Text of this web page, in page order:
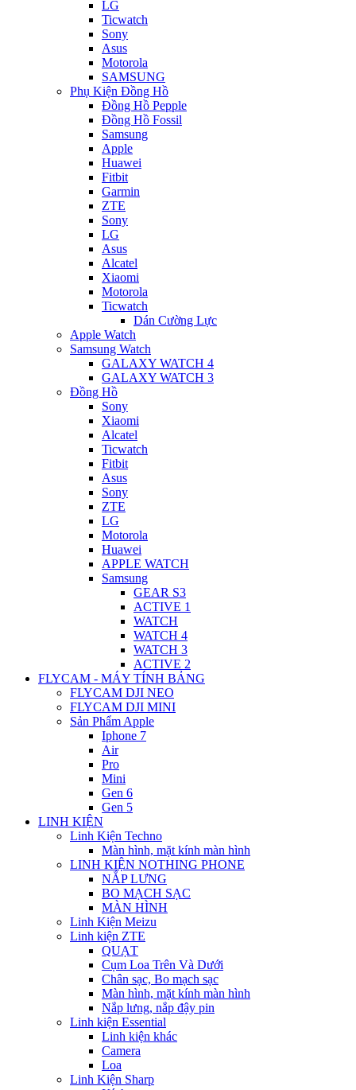
LG
Ticwatch
Sony
Asus
Motorola
SAMSUNG
Phụ Kiện Đồng Hồ
Đồng Hồ Pepple
Đồng Hồ Fossil
Samsung
Apple
Huawei
Fitbit
Garmin
ZTE
Sony
LG
Asus
Alcatel
Xiaomi
Motorola
Ticwatch
Dán Cường Lực
Apple Watch
Samsung Watch
GALAXY WATCH 4
GALAXY WATCH 3
Đồng Hồ
Sony
Xiaomi
Alcatel
Ticwatch
Fitbit
Asus
Sony
ZTE
LG
Motorola
Huawei
APPLE WATCH
Samsung
GEAR S3
ACTIVE 1
WATCH
WATCH 4
WATCH 3
ACTIVE 2
FLYCAM - MÁY TÍNH BẢNG
FLYCAM DJI NEO
FLYCAM DJI MINI
Sản Phẩm Apple
Iphone 7
Air
Pro
Mini
Gen 6
Gen 5
LINH KIỆN
Linh Kiện Techno
Màn hình, mặt kính màn hình
LINH KIỆN NOTHING PHONE
NẮP LƯNG
BO MẠCH SẠC
MÀN HÌNH
Linh Kiện Meizu
Linh kiện ZTE
QUẠT
Cụm Loa Trên Và Dưới
Chân sạc, Bo mạch sạc
Màn hình, mặt kính màn hình
Nắp lưng, nắp đậy pin
Linh kiện Essential
Linh kiện khác
Camera
Loa
Linh Kiện Sharp